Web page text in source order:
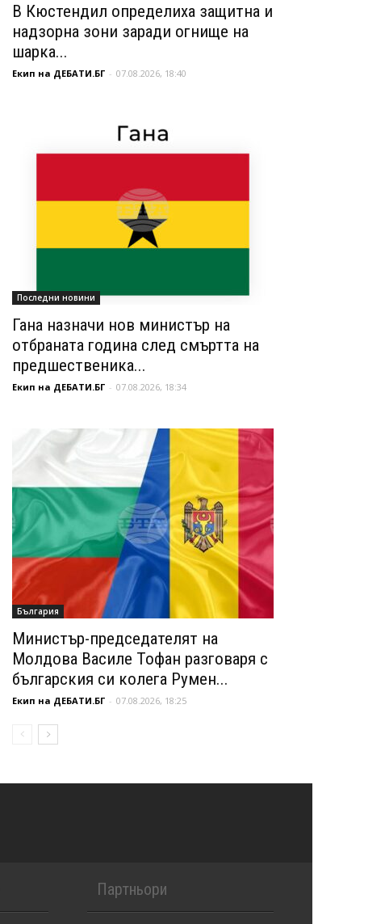
В Кюстендил определиха защитна и
надзорна зони заради огнище на
шарка...
Екип на ДЕБАТИ.БГ - 07.08.2026, 18:40
Последни новини
Гана назначи нов министър на
отбраната година след смъртта на
предшественика...
Екип на ДЕБАТИ.БГ - 07.08.2026, 18:34
България
Министър-председателят на
Молдова Василе Тофан разговаря с
българския си колега Румен...
Екип на ДЕБАТИ.БГ - 07.08.2026, 18:25
Партньори